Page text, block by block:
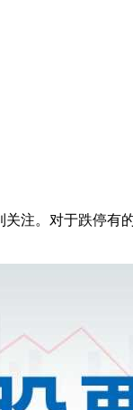
。对于跌停有